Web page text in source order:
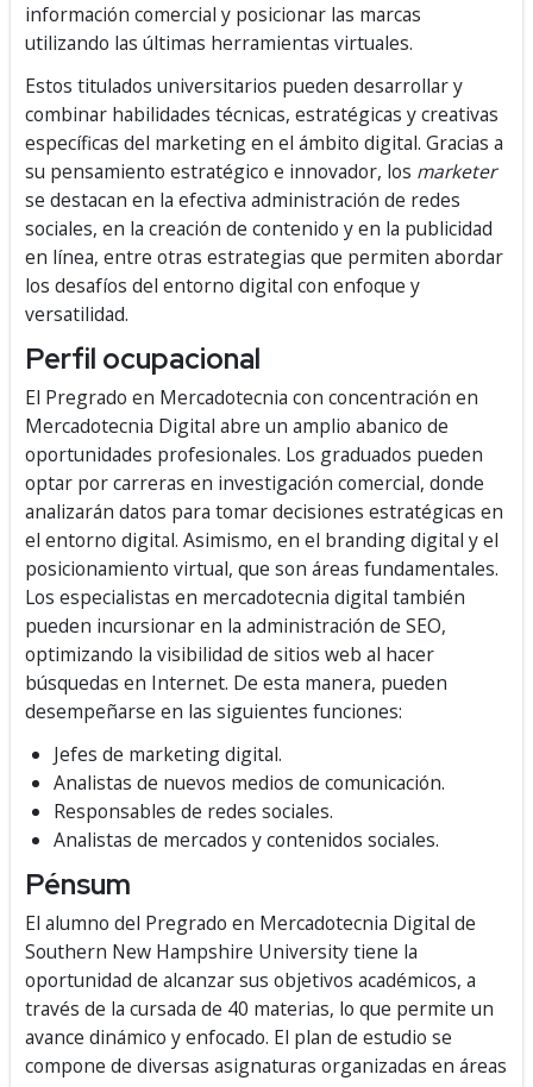
información comercial y posicionar las marcas
utilizando las últimas herramientas virtuales.
Estos titulados universitarios pueden desarrollar y
combinar habilidades técnicas, estratégicas y creativas
específicas del marketing en el ámbito digital. Gracias a
su pensamiento estratégico e innovador, los marketer
se destacan en la efectiva administración de redes
sociales, en la creación de contenido y en la publicidad
en línea, entre otras estrategias que permiten abordar
los desafíos del entorno digital con enfoque y
versatilidad.
Perfil ocupacional
El Pregrado en Mercadotecnia con concentración en
Mercadotecnia Digital abre un amplio abanico de
oportunidades profesionales. Los graduados pueden
optar por carreras en investigación comercial, donde
analizarán datos para tomar decisiones estratégicas en
el entorno digital. Asimismo, en el branding digital y el
posicionamiento virtual, que son áreas fundamentales.
Los especialistas en mercadotecnia digital también
pueden incursionar en la administración de SEO,
optimizando la visibilidad de sitios web al hacer
búsquedas en Internet. De esta manera, pueden
desempeñarse en las siguientes funciones:
Jefes de marketing digital.
Analistas de nuevos medios de comunicación.
Responsables de redes sociales.
Analistas de mercados y contenidos sociales.
Pénsum
El alumno del Pregrado en Mercadotecnia Digital de
Southern New Hampshire University tiene la
oportunidad de alcanzar sus objetivos académicos, a
través de la cursada de 40 materias, lo que permite un
avance dinámico y enfocado. El plan de estudio se
compone de diversas asignaturas organizadas en áreas